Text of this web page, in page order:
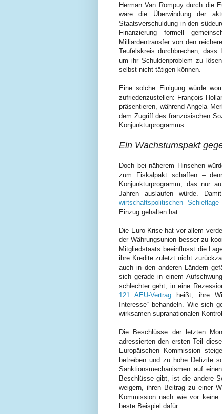
Herman Van Rompuy durch die
wäre die Überwindung der
Staatsverschuldung in den
Finanzierung formell
Milliardentransfer von den
Teufelskreis durchbrechen, dass
um ihr Schuldenproblem zu
selbst nicht tätigen können.
Eine solche Einigung würde
zufriedenzustellen: François
präsentieren, während Angela
dem Zugriff des französischen
Konjunkturprogramms.
Ein Wachstumspakt
Doch bei näherem Hinsehen
zum Fiskalpakt schaffen –
Konjunkturprogramm, das nur
Jahren auslaufen würde.
wirtschaftspolitischen Schieflage
Einzug gehalten hat.
Die Euro-Krise hat vor allem
der Währungsunion besser zu
Mitgliedstaats beeinflusst die
ihre Kredite zuletzt nicht
auch in den anderen Ländern
sich gerade in einem
schlechter geht, in eine
121 AEU-Vertrag
heißt, ihre
Interesse“ behandeln. Wie sich
wirksamen supranationalen
Die Beschlüsse der letzten
adressierten den ersten Teil
Europäischen Kommission
betreiben und zu hohe Defizite
Sanktionsmechanismen auf
Beschlüsse gibt, ist die andere
weigern, ihren Beitrag zu einer
Kommission nach wie vor keine
beste Beispiel dafür.